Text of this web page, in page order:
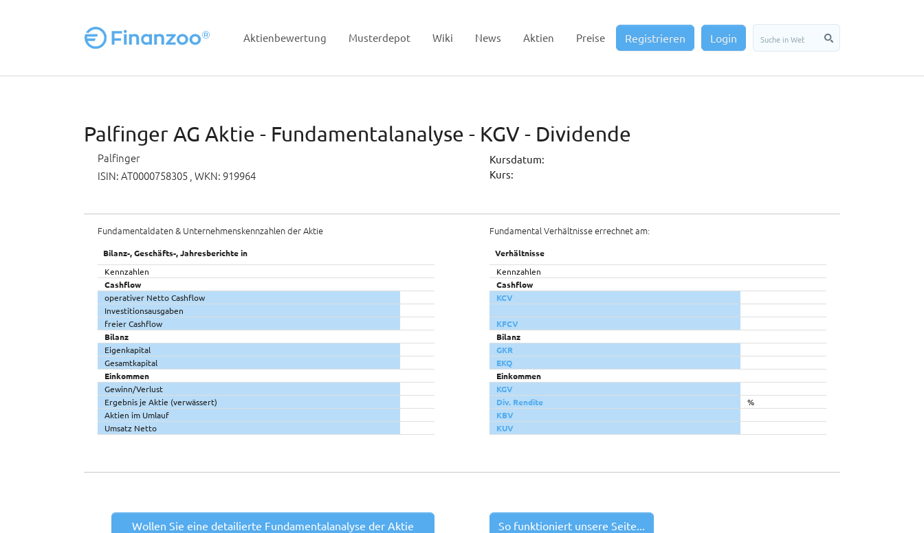
Aktienbewertung Musterdepot Wiki News Aktien Preise Registrieren Login
Palfinger AG Aktie - Fundamentalanalyse - KGV - Dividende
Palfinger
ISIN: AT0000758305 , WKN: 919964
Kursdatum:
Kurs:
Fundamentaldaten & Unternehmenskennzahlen der Aktie
Bilanz-, Geschäfts-, Jahresberichte in
Kennzahlen
Cashflow
operativer Netto Cashflow
Investitionsausgaben
freier Cashflow
Bilanz
Eigenkapital
Gesamtkapital
Einkommen
Gewinn/Verlust
Ergebnis je Aktie (verwässert)
Aktien im Umlauf
Umsatz Netto
Fundamental Verhältnisse errechnet am:
Verhältnisse
Kennzahlen
Cashflow
KCV
KFCV
Bilanz
GKR
EKQ
Einkommen
KGV
Div. Rendite
%
KBV
KUV
Wollen Sie eine detailierte Fundamentalanalyse der Aktie
So funktioniert unsere Seite...